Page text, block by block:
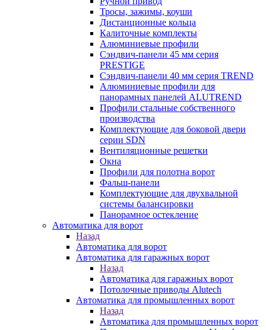
Тросы, зажимы, коуши
Дистанционные кольца
Калиточные комплекты
Алюминиевые профили
Сэндвич-панели 45 мм серия
PRESTIGE
Сэндвич-панели 40 мм серия TREND
Алюминиевые профили для
панорамных панелей ALUTREND
Профили стальные собственного
производства
Комплектующие для боковой двери
серии SDN
Вентиляционные решетки
Окна
Профили для полотна ворот
Фальш-панели
Комплектующие для двухвальной
системы балансировки
Панорамное остекление
Автоматика для ворот
Назад
Автоматика для ворот
Автоматика для гаражных ворот
Назад
Автоматика для гаражных ворот
Потолочные приводы Alutech
Автоматика для промышленных ворот
Назад
Автоматика для промышленных ворот